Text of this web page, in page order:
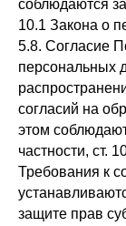
соблюдаются
10.1 Закона о
5.8. Согласие
персональных
согласий на
этом
частности, ст.
Требования к
защите прав